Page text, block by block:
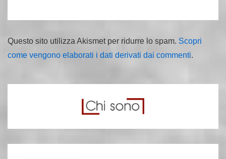
Questo sito utilizza Akismet per ridurre lo spam. Scopri
come vengono elaborati i dati derivati dai commenti.